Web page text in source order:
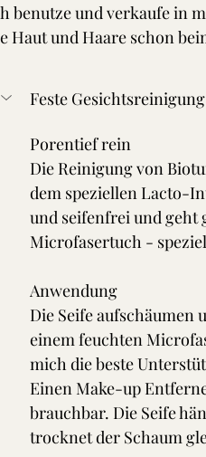
benutze und verkaufe in
Haut und Haare schon
Feste Gesichtsreinigung
Porentief rein
Die Reinigung von
dem speziellen Lacto-
und seifenfrei und geht
Microfasertuch -
Anwendung
Die Seife aufschäumen
einem feuchten
mich die beste
Einen Make-up
brauchbar. Die Seife
trocknet der Schaum